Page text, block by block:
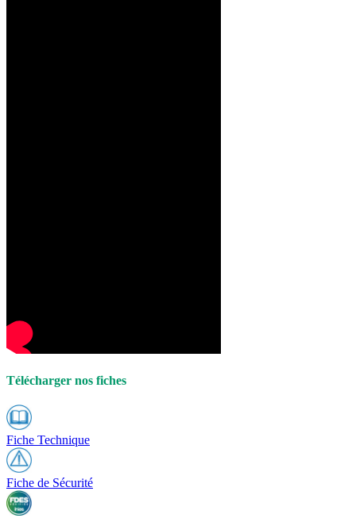
Télécharger nos fiches
Fiche Technique
Fiche de Sécurité